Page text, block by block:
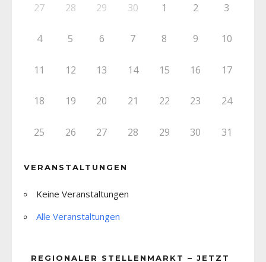
27 28 29 30 1 2 3
4 5 6 7 8 9 10
11 12 13 14 15 16 17
18 19 20 21 22 23 24
25 26 27 28 29 30 31
VERANSTALTUNGEN
Keine Veranstaltungen
Alle Veranstaltungen
REGIONALER STELLENMARKT – JETZT